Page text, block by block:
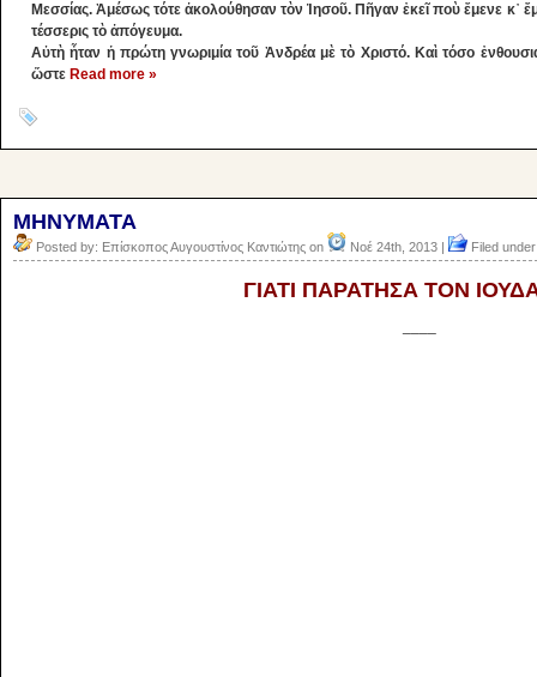
Μεσσίας. Ἀμέσως τότε ἀκολούθησαν τὸν Ἰ­ησοῦ. Πῆγαν ἐ­κεῖ ποὺ ἔμενε κ᾽
τέσσερις τὸ ἀπόγευμα.
Αὐτὴ ἦταν ἡ πρώτη γνωριμία τοῦ Ἀνδρέα μὲ τὸ Χριστό. Καὶ τόσο
ὥστε Read more »
ΜΗΝΥΜΑΤΑ
Posted by: Επίσκοπος Αυγουστίνος Καντιώτης on Νοέ 24th, 2013 | Filed
ΓΙΑΤΙ ΠΑΡΑΤΗΣΑ ΤΟΝ